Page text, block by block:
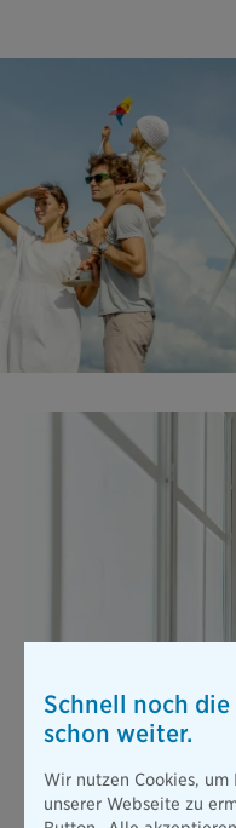
Stellen Sie sich vor, Sie
nach einem Unfall nicht
Lebensstandard zu halten.
Schnell noch
schon weiter.
Wir nutzen Cookies,
unserer Webseite zu